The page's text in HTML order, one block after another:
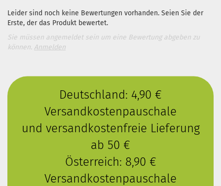
Leider sind noch keine Bewertungen vorhanden. Seien Sie der
Erste, der das Produkt bewertet.
Sie müssen angemeldet sein um eine Bewertung abgeben zu
können. Anmelden
Deutschland: 4,90 €
Versandkostenpauschale
und versandkostenfreie Lieferung
ab 50 €
Österreich: 8,90 €
Versandkostenpauschale